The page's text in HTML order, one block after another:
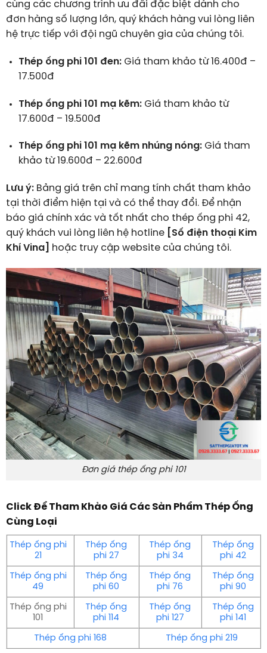
cùng các chương trình ưu đãi đặc biệt dành cho
đơn hàng số lượng lớn, quý khách hàng vui lòng liên
hệ trực tiếp với đội ngũ chuyên gia của chúng tôi.
Thép ống phi 101 đen:Giá tham khảo từ 16.400đ –
17.500đ
Thép ống phi 101 mạ kẽm:Giá tham khảo từ
17.600đ – 19.500đ
Thép ống phi 101 mạ kẽm nhúng nóng:Giá tham
khảo từ 19.600đ – 22.600đ
Lưu ý:Bảng giá trên chỉ mang tính chất tham khảo
tại thời điểm hiện tại và có thể thay đổi. Để nhận
báo giá chính xác và tốt nhất cho thép ống phi 42,
quý khách vui lòng liên hệ hotline
[Số điện thoại Kim
Khí Vina]
hoặc truy cập website của chúng tôi.
Đơn giá thép ống phi 101
Click Để Tham Khảo Giá Các Sản Phẩm Thép Ống
Cùng Loại
Thép ống phi
21
Thép ống
phi 27
Thép ống
phi 34
Thép ống
phi 42
Thép ống phi
49
Thép ống
phi 60
Thép ống
phi 76
Thép ống
phi 90
Thép ống phi
101
Thép ống
phi 114
Thép ống
phi 127
Thép ống
phi 141
Thép ống phi 168 Thép ống phi 219